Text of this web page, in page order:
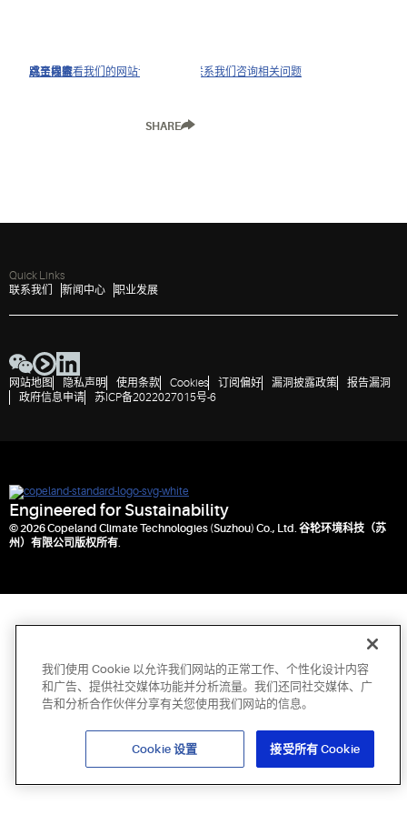
点击以查看我们的网站访问政策并联系我们咨询相关问题
跳至导航
跳至内容
跳至搜索
SHARE
Quick Links
联系我们
新闻中心 职业发展
网站地图 隐私声明 使用条款 Cookies 订阅偏好 漏洞披露政策
报告漏洞
政府信息申请
苏ICP备2022027015号-6
Engineered for Sustainability
© 2026 Copeland Climate Technologies (Suzhou) Co., Ltd. 谷轮环境科技（苏
州）有限公司版权所有.
我们使用 Cookie 以允许我们网站的正常工作、个性化设计内容
和广告、提供社交媒体功能并分析流量。我们还同社交媒体、广
告和分析合作伙伴分享有关您使用我们网站的信息。
Cookie 设置 接受所有 Cookie